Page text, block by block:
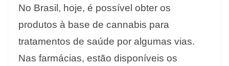
No Brasil, hoje, é possível obter os
produtos à base de cannabis para
tratamentos de saúde por algumas vias.
Nas farmácias, estão disponíveis os